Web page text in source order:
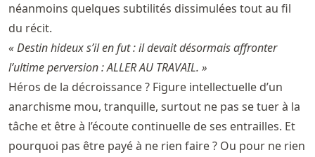
néanmoins quelques subtilités dissimulées tout au fil
du récit.
« Destin hideux s’il en fut : il devait désormais affronter
l’ultime perversion : ALLER AU TRAVAIL. »
Héros de la décroissance ? Figure intellectuelle d’un
anarchisme mou, tranquille, surtout ne pas se tuer à la
tâche et être à l’écoute continuelle de ses entrailles. Et
pourquoi pas être payé à ne rien faire ? Ou pour ne rien